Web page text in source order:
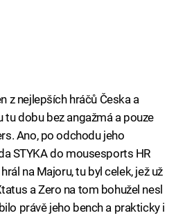
z nejlepších hráčů Česka a
tu dobu bez angažmá a pouze
Ano, po odchodu jeho
STYKA do mousesports HR
na Majoru, tu byl celek, jež už
a Zero na tom bohužel nesl
právě jeho bench a prakticky i